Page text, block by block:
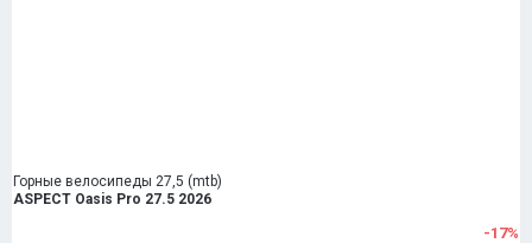
Горные велосипеды 27,5 (mtb)
ASPECT Oasis Pro 27.5 2026
-17%